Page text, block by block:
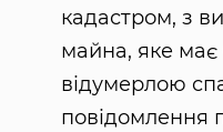
кадастром, з
майна, яке
відумерлою
повідомлення